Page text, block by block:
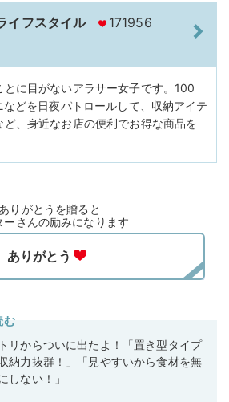
イフスタイル 171956
に目がないアラサー女子です。100
どを日夜パトロールして、収納アイテ
ど、身近なお店の便利でお得な商品を
ありがとうを贈ると
ーさんの励みになります
む
リからついに出たよ！「置き型タイプ
納力抜群！」「見やすいから食材を無
しない！」